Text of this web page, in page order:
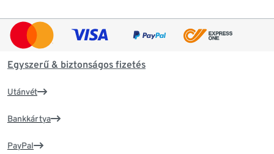
Egyszerű & biztonságos fizetés
Utánvét
Bankkártya
PayPal